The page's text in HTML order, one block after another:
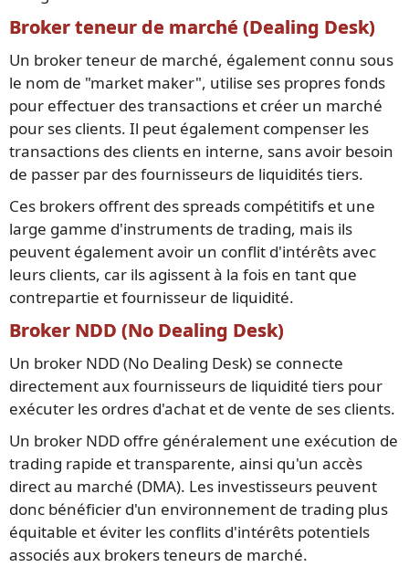
Broker teneur de marché (Dealing Desk)
Un broker teneur de marché, également connu sous
le nom de "market maker", utilise ses propres fonds
pour effectuer des transactions et créer un marché
pour ses clients. Il peut également compenser les
transactions des clients en interne, sans avoir besoin
de passer par des fournisseurs de liquidités tiers.
Ces brokers offrent des spreads compétitifs et une
large gamme d'instruments de trading, mais ils
peuvent également avoir un conflit d'intérêts avec
leurs clients, car ils agissent à la fois en tant que
contrepartie et fournisseur de liquidité.
Broker NDD (No Dealing Desk)
Un broker NDD (No Dealing Desk) se connecte
directement aux fournisseurs de liquidité tiers pour
exécuter les ordres d'achat et de vente de ses clients.
Un broker NDD offre généralement une exécution de
trading rapide et transparente, ainsi qu'un accès
direct au marché (DMA). Les investisseurs peuvent
donc bénéficier d'un environnement de trading plus
équitable et éviter les conflits d'intérêts potentiels
associés aux brokers teneurs de marché.